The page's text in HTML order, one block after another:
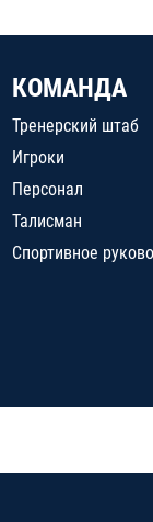
КОМАНДА
Тренерский штаб
Игроки
Персонал
Талисман
Спортивное